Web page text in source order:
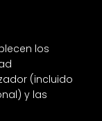
los
(incluido
y las